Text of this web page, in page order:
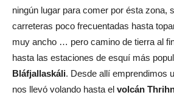
ningún lugar para comer por ésta zona,
carreteras poco frecuentadas hasta
muy ancho … pero camino de tierra al
hasta las estaciones de esquí más
Bláfjallaskáli. Desde allí emprendimos
nos llevó volando hasta el volcán